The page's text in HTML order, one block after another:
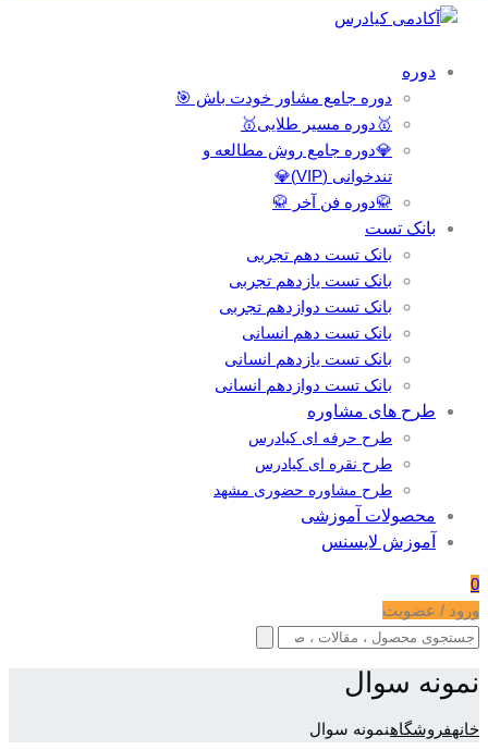
دوره
دوره جامع مشاور خودت باش 🎯
🥇دوره مسیر طلایی🥇
💎دوره جامع روش مطالعه و
تندخوانی (VIP)💎
🥋دوره فن آخر 🥋
بانک تست
بانک تست دهم تجربی
بانک تست یازدهم تجربی
بانک تست دوازدهم تجربی
بانک تست دهم انسانی
بانک تست یازدهم انسانی
بانک تست دوازدهم انسانی
طرح های مشاوره
طرح حرفه ای کیادرس
طرح نقره ای کیادرس
طرح مشاوره حضوری مشهد
محصولات آموزشی
آموزش لایسنس
0
ورود / عضویت
نمونه سوال
خانهفروشگاهنمونه سوال